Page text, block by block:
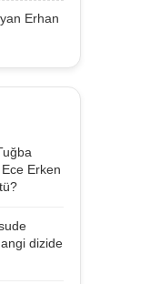
Erhan
Erken
dizide